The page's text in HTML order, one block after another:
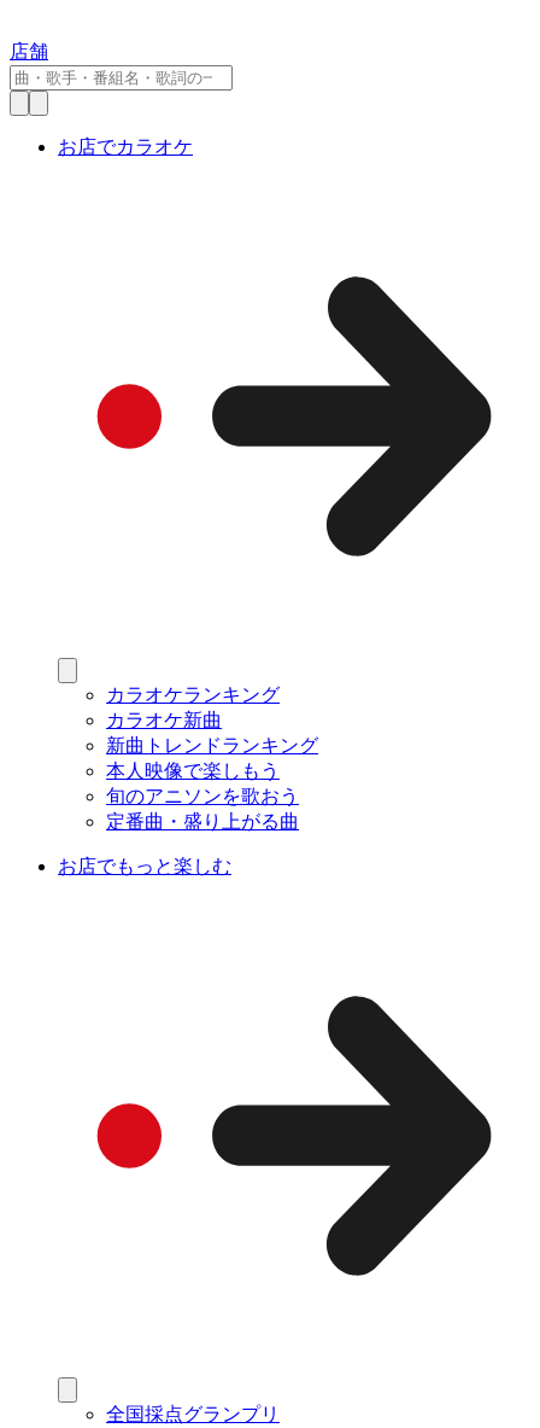
店舗
お店でカラオケ
カラオケランキング
カラオケ新曲
新曲トレンドランキング
本人映像で楽しもう
旬のアニソンを歌おう
定番曲・盛り上がる曲
お店でもっと楽しむ
全国採点グランプリ